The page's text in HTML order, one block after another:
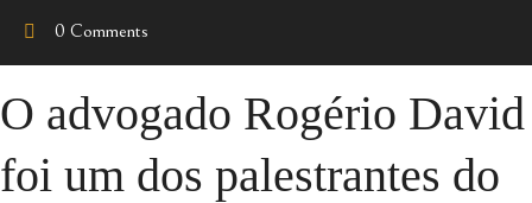
0 Comments
O advogado Rogério David
foi um dos palestrantes do